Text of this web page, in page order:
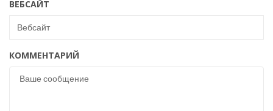
ВЕБСАЙТ
КОММЕНТАРИЙ